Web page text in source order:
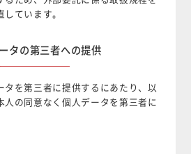
ています。
タの第三者への提供
タを第三者に提供するにあたり、以
人の同意なく個人データを第三者に